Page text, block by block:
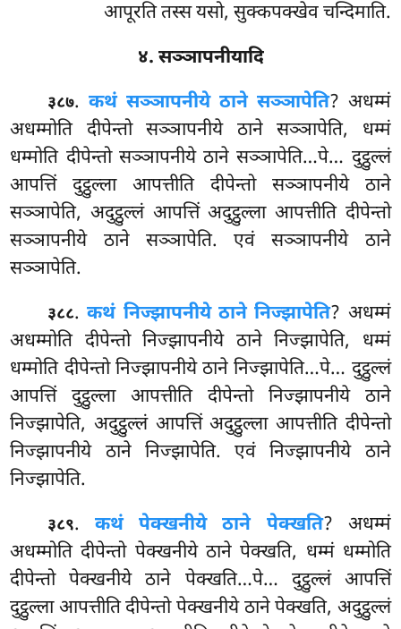
आपूरति तस्स यसो, सुक्कपक्खेव चन्दिमाति.
४. सञ्ञापनीयादि
३८७. कथं सञ्ञापनीये ठाने सञ्ञापेति? अधम्मं
अधम्मोति दीपेन्तो सञ्ञापनीये ठाने सञ्ञापेति, धम्मं
धम्मोति दीपेन्तो सञ्ञापनीये ठाने सञ्ञापेति…पे… दुट्ठुल्लं
आपत्तिं दुट्ठुल्ला आपत्तीति दीपेन्तो सञ्ञापनीये ठाने
सञ्ञापेति, अदुट्ठुल्लं आपत्तिं अदुट्ठुल्लाआपत्तीति दीपेन्तो
सञ्ञापनीये ठाने सञ्ञापेति. एवं सञ्ञापनीये ठाने
सञ्ञापेति.
३८८.कथं निज्झापनीये ठाने निज्झापेति? अधम्मं
अधम्मोति दीपेन्तो निज्झापनीये ठाने निज्झापेति, धम्मं
धम्मोति दीपेन्तो निज्झापनीये ठाने निज्झापेति…पे… दुट्ठुल्लं
आपत्तिं दुट्ठुल्ला आपत्तीति दीपेन्तो निज्झापनीये ठाने
निज्झापेति, अदुट्ठुल्लं आपत्तिं अदुट्ठुल्ला आपत्तीति दीपेन्तो
निज्झापनीये ठाने निज्झापेति. एवं निज्झापनीये ठाने
निज्झापेति.
३८९.कथं पेक्खनीये ठाने पेक्खति? अधम्मं
अधम्मोति दीपेन्तो पेक्खनीये ठाने पेक्खति, धम्मं धम्मोति
दीपेन्तो पेक्खनीये ठाने पेक्खति…पे… दुट्ठुल्लं आपत्तिं
दुट्ठुल्ला आपत्तीति दीपेन्तो पेक्खनीये ठाने पेक्खति, अदुट्ठुल्लं